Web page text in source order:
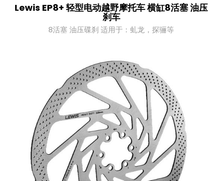
Lewis EP8+ 轻型电动越野摩托车 横缸8活塞 油压
刹车
8活塞 油压碟刹 适用于：虬龙，探骊等